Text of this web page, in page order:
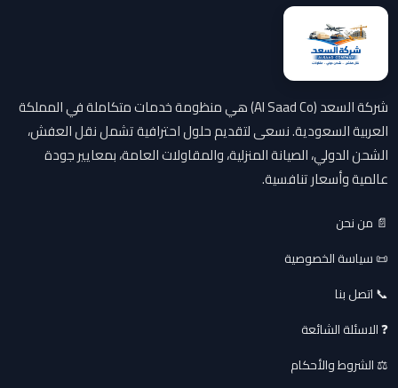
شركة السعد (Al Saad Co) هي منظومة خدمات متكاملة في المملكة
العربية السعودية. نسعى لتقديم حلول احترافية تشمل نقل العفش،
الشحن الدولي، الصيانة المنزلية، والمقاولات العامة، بمعايير جودة
عالمية وأسعار تنافسية.
📄 من نحن
📜 سياسة الخصوصية
📞 اتصل بنا
❓ الاسئلة الشائعة
⚖️ الشروط والأحكام